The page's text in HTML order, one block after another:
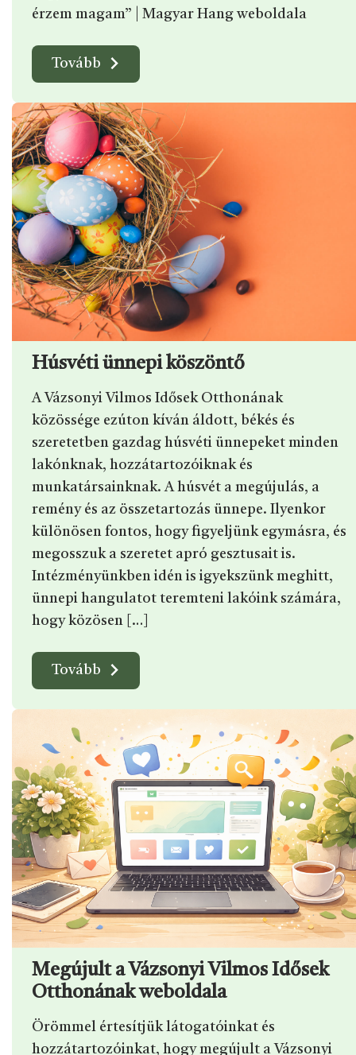
érzem magam” | Magyar Hang weboldala
Tovább
Húsvéti ünnepi köszöntő
A Vázsonyi Vilmos Idősek Otthonának
közössége ezúton kíván áldott, békés és
szeretetben gazdag húsvéti ünnepeket minden
lakónknak, hozzátartozóiknak és
munkatársainknak. A húsvét a megújulás, a
remény és az összetartozás ünnepe. Ilyenkor
különösen fontos, hogy figyeljünk egymásra, és
megosszuk a szeretet apró gesztusait is.
Intézményünkben idén is igyekszünk meghitt,
ünnepi hangulatot teremteni lakóink számára,
hogy közösen […]
Tovább
Megújult a Vázsonyi Vilmos Idősek
Otthonának weboldala
Örömmel értesítjük látogatóinkat és
hozzátartozóinkat, hogy megújult a Vázsonyi